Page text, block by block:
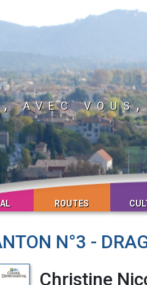
avec
ROUTES
N°3 -
Christine